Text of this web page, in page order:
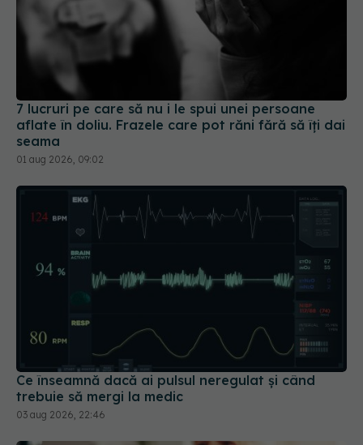
7 lucruri pe care să nu i le spui unei persoane
aflate în doliu. Frazele care pot răni fără să îți dai
seama
01 aug 2026, 09:02
Ce înseamnă dacă ai pulsul neregulat și când
trebuie să mergi la medic
03 aug 2026, 22:46